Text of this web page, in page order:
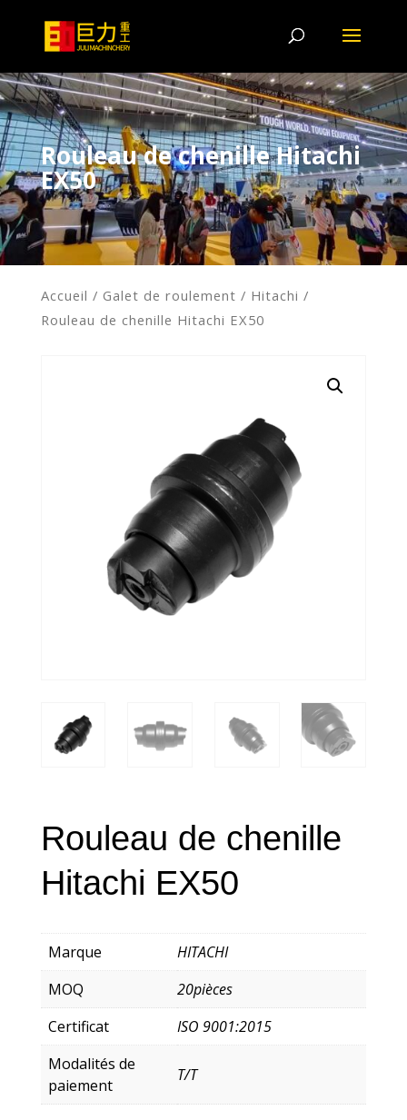
Rouleau de chenille Hitachi
EX50
Accueil / Galet de roulement / Hitachi /
Rouleau de chenille Hitachi EX50
Rouleau de chenille
Hitachi EX50
Marque
HITACHI
MOQ
20pièces
Certificat
ISO 9001:2015
Modalités de
paiement
T/T